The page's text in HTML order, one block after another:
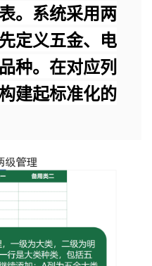
。系统采用两
定义五金、电
种。在对应列
建起标准化的